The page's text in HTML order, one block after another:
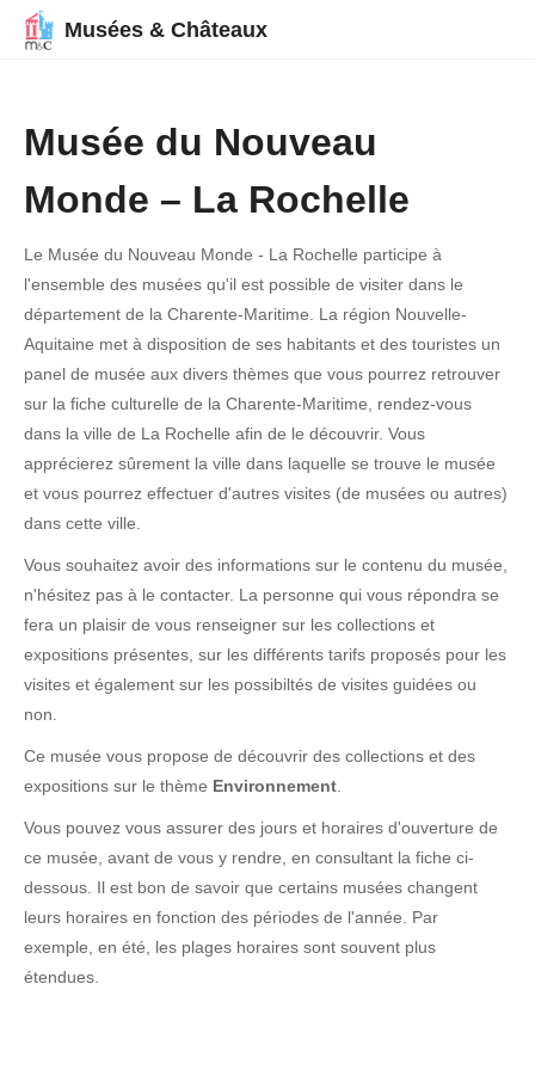
Musées & Châteaux
Musée du Nouveau
Monde – La Rochelle
Le Musée du Nouveau Monde - La Rochelle participe à
l'ensemble des musées qu'il est possible de visiter dans le
département de la Charente-Maritime. La région Nouvelle-
Aquitaine met à disposition de ses habitants et des touristes un
panel de musée aux divers thèmes que vous pourrez retrouver
sur la fiche culturelle de la Charente-Maritime, rendez-vous
dans la ville de La Rochelle afin de le découvrir. Vous
apprécierez sûrement la ville dans laquelle se trouve le musée
et vous pourrez effectuer d'autres visites (de musées ou autres)
dans cette ville.
Vous souhaitez avoir des informations sur le contenu du musée,
n'hésitez pas à le contacter. La personne qui vous répondra se
fera un plaisir de vous renseigner sur les collections et
expositions présentes, sur les différents tarifs proposés pour les
visites et également sur les possibiltés de visites guidées ou
non.
Ce musée vous propose de découvrir des collections et des
expositions sur le thème Environnement
Vous pouvez vous assurer des jours et horaires d'ouverture de
ce musée, avant de vous y rendre, en consultant la fiche ci-
dessous. Il est bon de savoir que certains musées changent
leurs horaires en fonction des périodes de l'année. Par
exemple, en été, les plages horaires sont souvent plus
étendues.